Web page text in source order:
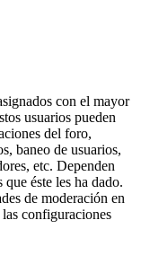
con el mayor
usuarios pueden
del foro,
baneo de usuarios,
etc. Dependen
éste les ha dado.
de moderación en
configuraciones